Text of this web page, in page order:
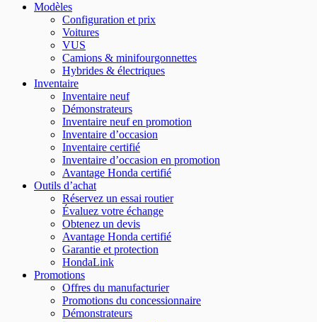
Modèles
Configuration et prix
Voitures
VUS
Camions & minifourgonnettes
Hybrides & électriques
Inventaire
Inventaire neuf
Démonstrateurs
Inventaire neuf en promotion
Inventaire d’occasion
Inventaire certifié
Inventaire d’occasion en promotion
Avantage Honda certifié
Outils d’achat
Réservez un essai routier
Évaluez votre échange
Obtenez un devis
Avantage Honda certifié
Garantie et protection
HondaLink
Promotions
Offres du manufacturier
Promotions du concessionnaire
Démonstrateurs